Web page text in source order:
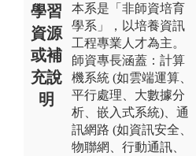
學習
資源
或補
充說
明
本系是「非師資培育
學系」，以培養資訊
工程專業人才為主。
師資專長涵蓋：計算
機系統 (如雲端運算、
平行處理、大數據分
析、嵌入式系統)、通
訊網路 (如資訊安全、
物聯網、行動通訊、